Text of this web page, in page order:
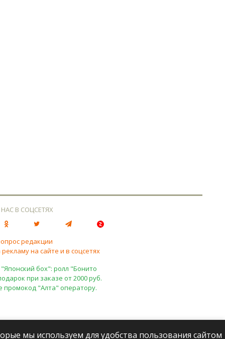
В СОЦСЕТЯХ
редакции
на сайте и в соцсетях
бох": ролл "Бонито
при заказе от 2000 руб.
промокод "Алта" оператору.
мы используем для удобства пользования сайтом